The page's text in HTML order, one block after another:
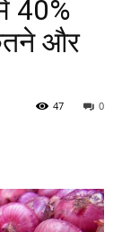
40%
और
0
47